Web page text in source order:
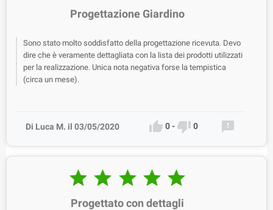
Progettazione Giardino
Sono stato molto soddisfatto della progettazione ricevuta. Devo
dire che è veramente dettagliata con la lista dei prodotti utilizzati
per la realizzazione. Unica nota negativa forse la tempistica
(circa un mese).
Di Luca M. il 03/05/2020  0-  0 
    
Progettato con dettagli